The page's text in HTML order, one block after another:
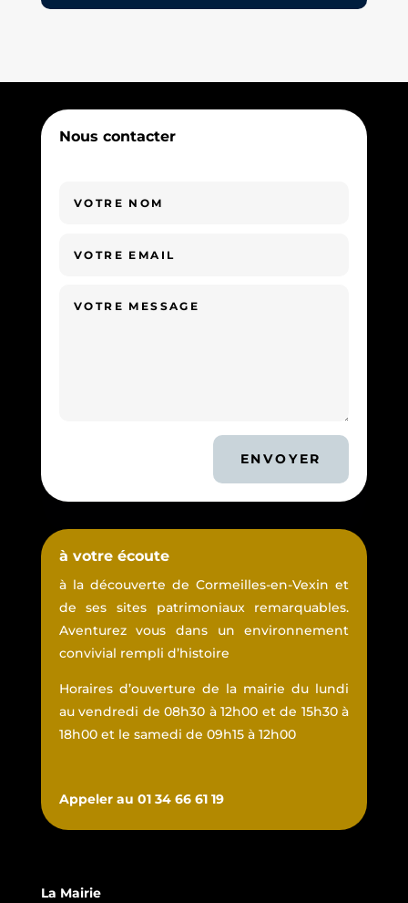
Nous contacter
ENVOYER
à votre écoute
à la découverte de Cormeilles-en-Vexin et
de ses sites patrimoniaux remarquables.
Aventurez vous dans un environnement
convivial rempli d’histoire
Horaires d’ouverture de la mairie du lundi
au vendredi de 08h30 à 12h00 et de 15h30 à
18h00 et le samedi de 09h15 à 12h00
Appeler au 01 34 66 61 19
La Mairie